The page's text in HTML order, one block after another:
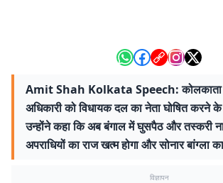
Amit Shah Kolkata Speech: कोलकाता
अधिकारी को विधायक दल का नेता घोषित करने के
उन्होंने कहा कि अब बंगाल में घुसपैठ और तस्करी
अपराधियों का राज खत्म होगा और सोनार बांग्ला
विज्ञापन